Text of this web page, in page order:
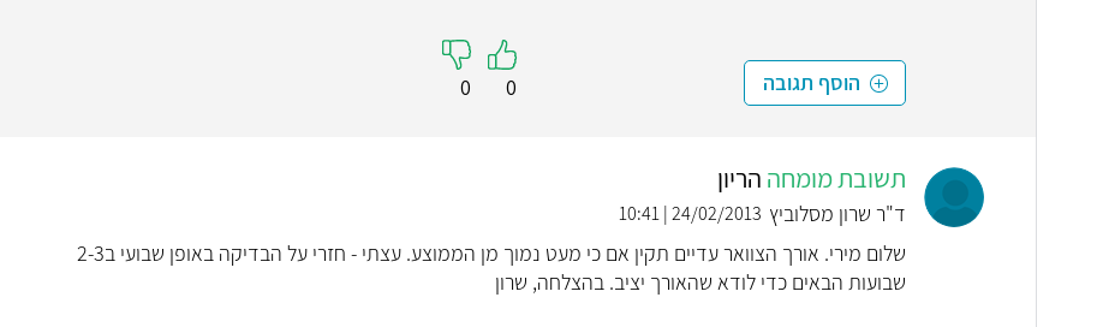
הוסף תגובה 0
0
תשובת מומחה הריון
ד"ר שרון מסלוביץ 24/02/2013 | 10:41
שלום מירי. אורך הצוואר עדיים תקין אם כי מעט נמוך מן הממוצע. עצתי - חזרי על הבדיקה באופן שבועי ב2-3
שבועות הבאים כדי לודא שהאורך יציב. בהצלחה, שרון